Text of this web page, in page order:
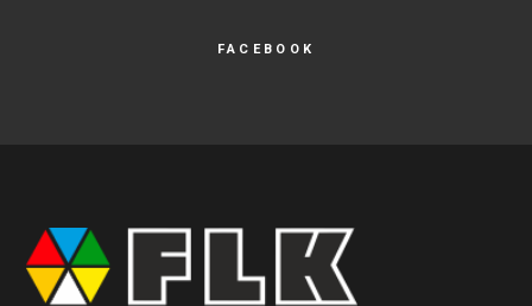
FACEBOOK